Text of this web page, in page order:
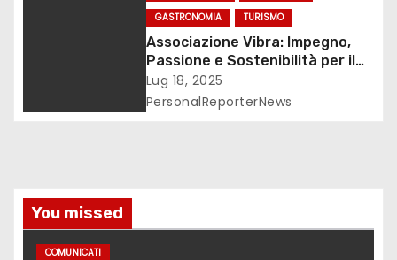
o
i
GASTRONOMIA
TURISMO
Associazione Vibra: Impegno,
Passione e Sostenibilità per il
territorio con oltre 500
produzioni Video
Lug 18, 2025
PersonalReporterNews
You missed
COMUNICATI